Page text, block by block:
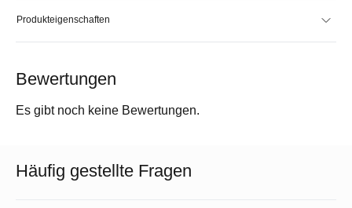
Produkteigenschaften
Bewertungen
Es gibt noch keine Bewertungen.
Häufig gestellte Fragen